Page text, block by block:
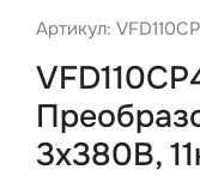
Артикул:
3х380В,